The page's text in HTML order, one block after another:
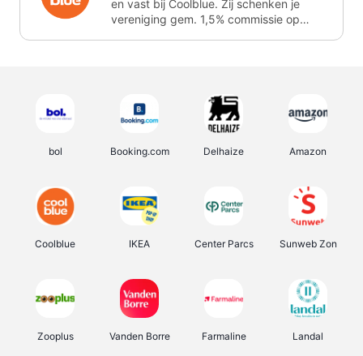
en vast bij Coolblue. Zij schenken je
vereniging gem. 1,5% commissie op
bol Booking.com Delhaize Amazon
Coolblue IKEA Center Parcs Sunweb Zon
Zooplus Vanden Borre Farmaline Landal